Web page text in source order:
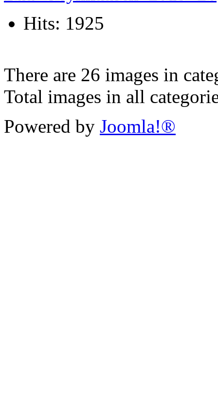
Hits: 1925
There are 26 images in
Total images in all
Powered by Joomla!®